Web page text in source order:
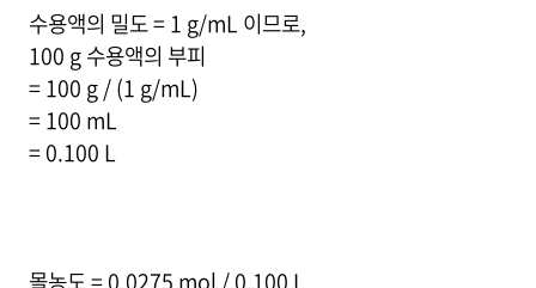
수용액의 밀도 = 1 g/mL 이므로,
100 g 수용액의 부피
= 100 g / (1 g/mL)
= 100 mL
= 0.100 L
몰농도 = 0.0275 mol / 0.100 L